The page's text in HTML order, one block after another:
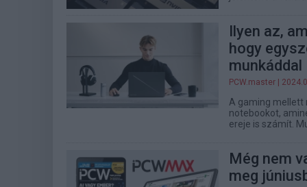
Ilyen az,
hogy
munkáddal
PCW.master |
A gaming mellett
notebookot,
ereje is számít.
Még nem
meg